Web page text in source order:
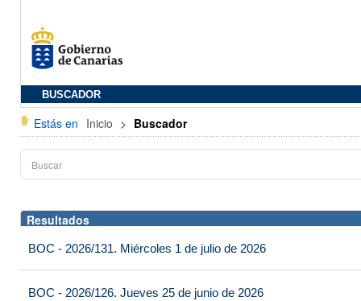
BUSCADOR
Estás en Inicio > Buscador
Resultados
BOC - 2026/131. Miércoles 1 de julio de 2026
BOC - 2026/126. Jueves 25 de junio de 2026